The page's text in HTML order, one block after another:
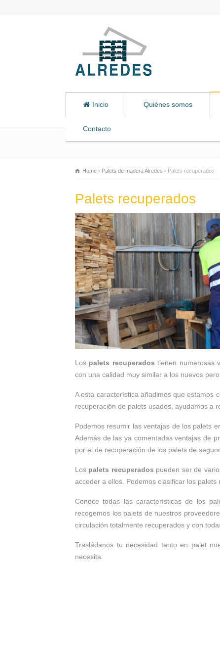
Inicio Quiénes somos
Contacto
Home Palets de madera Alredes Palets recuperados
Palets recuperados
Los palets recuperados tienen numerosas
con una calidad muy similar a los nuevos
A esta característica añadimos que estamos
recuperación de palets usados, ayudamos a
Podemos resumir las ventajas de los palets
Además de las ya comentadas ventajas de
por el de recuperación de los palets de
Los palets recuperados pueden ser de
acceder a ellos. Podemos clasificar los
Conoce todas las características de los
recogemos los palets de nuestros
circulación totalmente recuperados y con
Trasládanos tu necesidad tanto en palet
necesita.